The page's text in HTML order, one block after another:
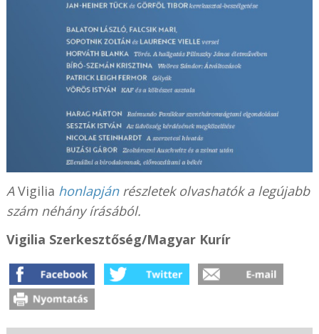
AVigilia honlapján részletek olvashatók a legújabb
szám néhány írásából.
Vigilia Szerkesztőség/Magyar Kurír